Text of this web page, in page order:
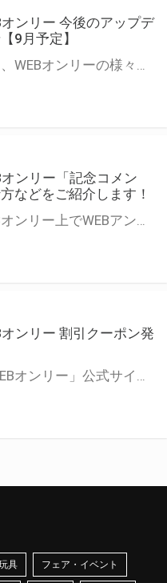
ンリー 今後のアップデ
9月予定】
とらのあなでは、WEBオンリーの様々な支援を実施しています。 今回は2021年9月に実装を予定しているアップデート情報についてご紹介いたします。 とらのあなWEBオンリーサイトはこちら
ンリー「記念コメン
などをご紹介します！
とらのあなWEBオンリー上でWEBアンソロジーが作成できる「記念コメント」について、その使い方や作成手順を解説します！ 支援タイプを「サークル参加型」「サークル参加型・マルシェ(イベント会場)機能付き」でお申し込みいただいている主催者様はぜひご活用ください♪ とらのあなWEBオンリーサイトはこちら
ンリー 割引クーポン発
「とらのあなWEBオンリー」公式サイトでとらのあな通販の「割引クーポン」を配布中！ イベントごとに開催当日限定で使える割引クーポンのシリアルコードを発行します。 とらのあなWEBオンリーのページをチェックして、イベント当日にお得にお買い物を楽しみましょう♪ ※本キャンペーンは予告なく終了する場合がございます。 とらのあなWEBオンリーサイトはこちら
具 フェア・イベント